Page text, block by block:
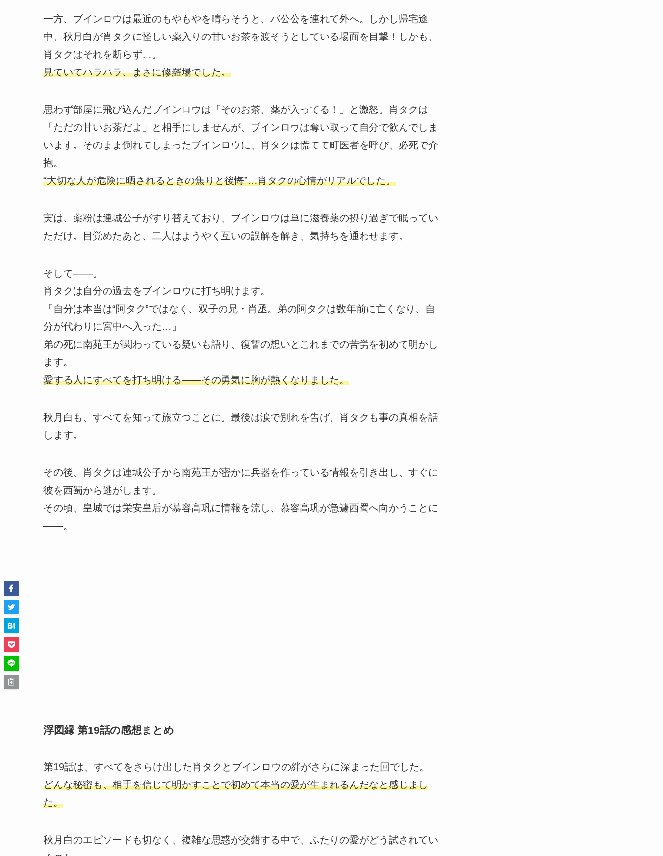
一方、ブインロウは最近のもやもやを晴らそうと、バ公公を連れて外へ。しかし帰宅途
中、秋月白が肖タクに怪しい薬入りの甘いお茶を渡そうとしている場面を目撃！しかも、
肖タクはそれを断らず…。
見ていてハラハラ、まさに修羅場でした。
思わず部屋に飛び込んだブインロウは「そのお茶、薬が入ってる！」と激怒。肖タクは
「ただの甘いお茶だよ」と相手にしませんが、ブインロウは奪い取って自分で飲んでしま
います。そのまま倒れてしまったブインロウに、肖タクは慌てて町医者を呼び、必死で介
抱。
“大切な人が危険に晒されるときの焦りと後悔”…肖タクの心情がリアルでした。
実は、薬粉は連城公子がすり替えており、ブインロウは単に滋養薬の摂り過ぎで眠ってい
ただけ。目覚めたあと、二人はようやく互いの誤解を解き、気持ちを通わせます。
そして――。
肖タクは自分の過去をブインロウに打ち明けます。
「自分は本当は“阿タク”ではなく、双子の兄・肖丞。弟の阿タクは数年前に亡くなり、自
分が代わりに宮中へ入った…」
弟の死に南苑王が関わっている疑いも語り、復讐の想いとこれまでの苦労を初めて明かし
ます。
愛する人にすべてを打ち明ける――その勇気に胸が熱くなりました。
秋月白も、すべてを知って旅立つことに。最後は涙で別れを告げ、肖タクも事の真相を話
します。
その後、肖タクは連城公子から南苑王が密かに兵器を作っている情報を引き出し、すぐに
彼を西蜀から逃がします。
その頃、皇城では栄安皇后が慕容高巩に情報を流し、慕容高巩が急遽西蜀へ向かうことに
――。
浮図縁 第19話の感想まとめ
第19話は、すべてをさらけ出した肖タクとブインロウの絆がさらに深まった回でした。
どんな秘密も、相手を信じて明かすことで初めて本当の愛が生まれるんだなと感じまし
た。
秋月白のエピソードも切なく、複雑な思惑が交錯する中で、ふたりの愛がどう試されてい